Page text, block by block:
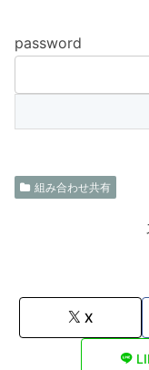
password
組み合わせ共有
X